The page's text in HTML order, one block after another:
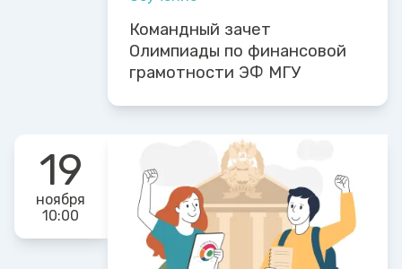
Командный зачет
Олимпиады по финансовой
грамотности ЭФ МГУ
19
ноября
10:00